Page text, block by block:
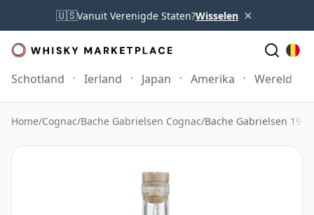
🇺🇸Vanuit Verenigde Staten?Wisselen ×
Schotland Ierland Japan Amerika Wereld
Home/Cognac/Bache Gabrielsen Cognac/Bache Gabrielsen